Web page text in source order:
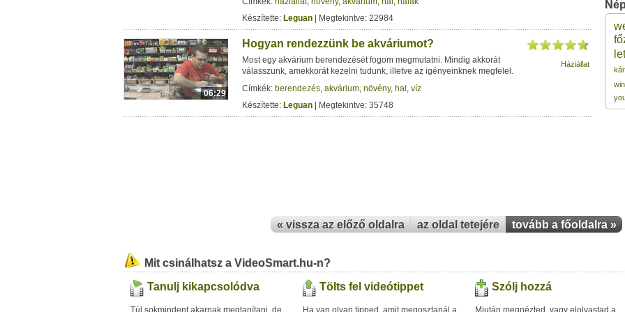
Készítette: Leguan | Megtekintve: 22984
06:29
Hogyan rendezzünk be akváriumot?
Most egy akvárium berendezését fogom megmutatni. Mindig akkorát
válasszunk, amekkorát kezelni tudunk, illetve az igényeinknek megfelel.
Címkék: berendezés, akvárium, növény, hal , víz
Készítette: Leguan | Megtekintve: 35748
Háziállat
« vissza az előző oldalra az oldal tetejére tovább a főoldalra »
Mit csinálhatsz a VideoSmart.hu-n?
Tanulj kikapcsolódva
Túl sokmindent akarnak megtanítani, de
Tölts fel videótippet
Ha van olyan tipped, amit megosztanál a
Szólj hozzá
Miután megnézted, vagy elolvastad a